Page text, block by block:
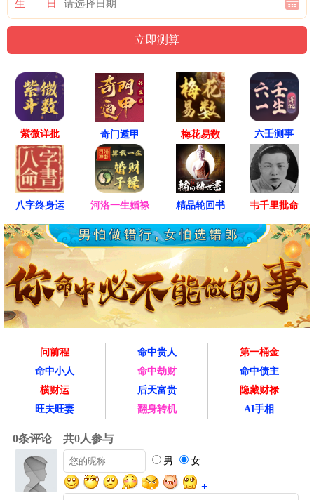
生 日
紫微详批 奇门遁甲 梅花易数 六壬测事
八字终身运 河洛一生婚禄 精品轮回书 韦千里批命
问前程 命中贵人
第一桶金
命中小人
命中劫财
命中债主
横财运
后天富贵
隐藏财禄
旺夫旺妻
翻身转机 AI手相